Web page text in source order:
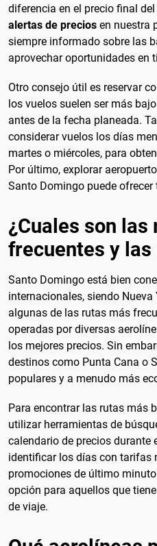
diferencia en el precio final
alertas de precios en nuestra
siempre informado sobre las
aprovechar oportunidades en
Otro consejo útil es reservar
los vuelos suelen ser más
antes de la fecha planeada.
considerar vuelos los días
martes o miércoles, para
Por último, explorar
Santo Domingo puede
¿Cuales son las
frecuentes y las
Santo Domingo está bien
internacionales, siendo
algunas de las rutas más
operadas por diversas
los mejores precios. Sin
destinos como Punta Cana o
populares y a menudo más
Para encontrar las rutas más
utilizar herramientas de
calendario de precios durante
identificar los días con tarifas
promociones de último
opción para aquellos que
de viaje.